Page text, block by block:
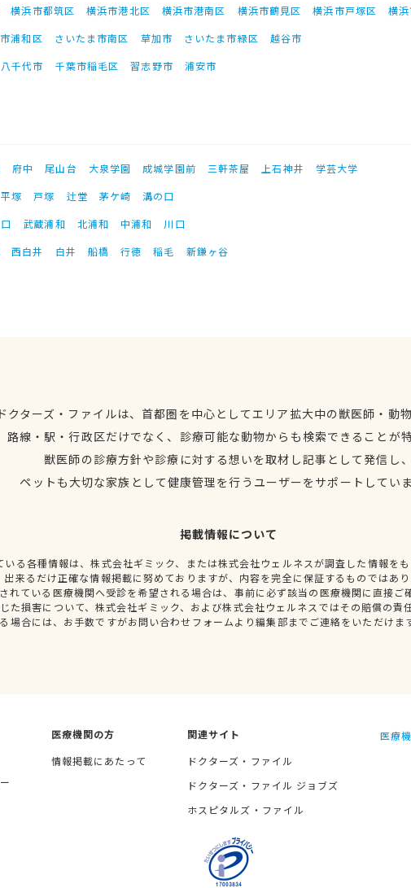
横浜市都筑区 横浜市港北区 横浜市港南区 横浜市鶴見区 横浜市戸塚区
横
浦和区 さいたま市南区 草加市 さいたま市緑区
越谷市
八千代市 千葉市稲毛区 習志野市 浦安市
府中 尾山台 大泉学園 成城学園前 三軒茶屋 上石神井
学芸大学
平塚 戸塚 辻堂 茅ケ崎
溝の口
武蔵浦和 北浦和 中浦和
川口
西白井 白井 船橋 行徳 稲毛 新鎌ヶ谷
クターズ・ファイルは、首都圏を中心としてエリア拡大中の獣医師・動
路線・駅・行政区だけでなく、診療可能な動物からも検索できることが
獣医師の診療方針や診療に対する想いを取材し記事として発信し
ペットも大切な家族として健康管理を行うユーザーをサポートしてい
掲載情報について
いる各種情報は、株式会社ギミック、または株式会社ウェルネスが調査した情報を
出来るだけ正確な情報掲載に努めておりますが、内容を完全に保証するものではあ
れている医療機関へ受診を希望される場合は、事前に必ず該当の医療機関に直接ご
た損害について、株式会社ギミック、および株式会社ウェルネスではその賠償の責
場合には、お手数ですがお問い合わせフォームより編集部までご連絡をいただけま
医療機関の方
情報掲載にあたって
関連サイト
ドクターズ・ファイル
ドクターズ・ファイル ジョブズ
ホスピタルズ・ファイル
医療